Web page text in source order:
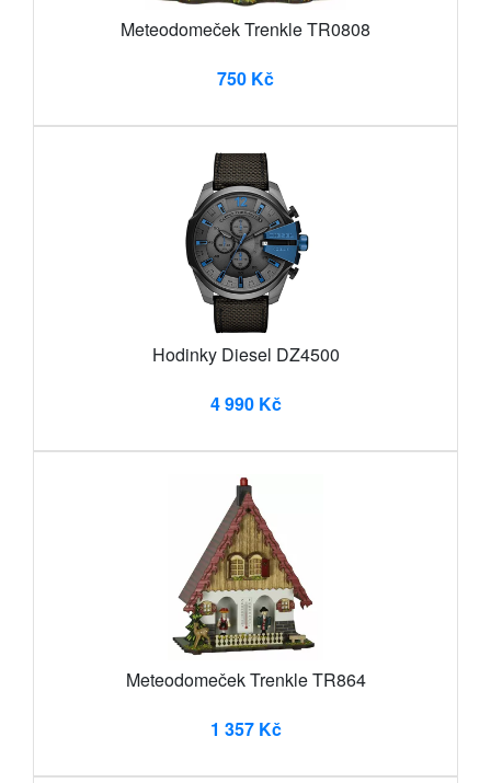
Meteodomeček Trenkle TR0808
750 Kč
Hodinky Diesel DZ4500
4 990 Kč
Meteodomeček Trenkle TR864
1 357 Kč